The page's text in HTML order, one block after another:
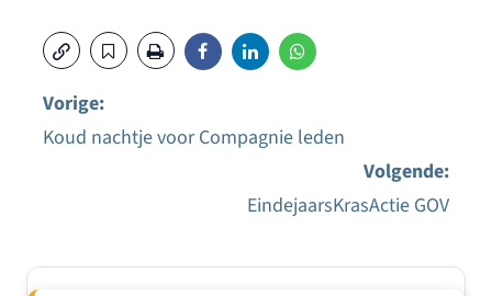
Bericht
Vorige:
Koud nachtje voor Compagnie leden
Volgende:
EindejaarsKrasActie GOV